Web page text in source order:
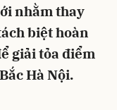
nhằm thay
biệt hoàn
giải tỏa điểm
Hà Nội.
Hủy Gửi